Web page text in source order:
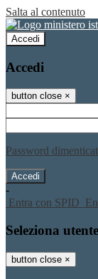
Salta al contenuto
Accedi
Accedi
button close ×
Password
-
Entra con SPID
Seleziona utente
button close ×